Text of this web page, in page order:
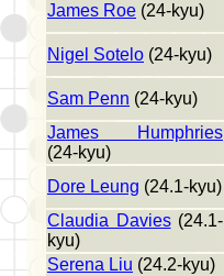
James Roe (24-kyu)
Nigel Sotelo (24-kyu)
Sam Penn (24-kyu)
James Humphries
(24-kyu)
Dore Leung (24.1-kyu)
Claudia Davies(24.1-
kyu)
Serena Liu (24.2-kyu)